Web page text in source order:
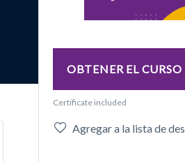
OBTENER EL CURSO
Certificate included
Agregar a la lista de